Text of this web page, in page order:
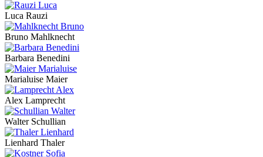
Luca Rauzi
Bruno Mahlknecht
Barbara Benedini
Marialuise Maier
Alex Lamprecht
Walter Schullian
Lienhard Thaler